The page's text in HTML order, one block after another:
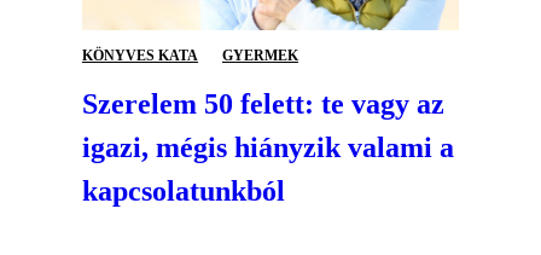
KÖNYVES KATA GYERMEK
Szerelem 50 felett: te vagy az
igazi, mégis hiányzik valami a
kapcsolatunkból